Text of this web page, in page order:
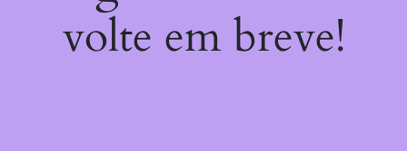
volte em breve!